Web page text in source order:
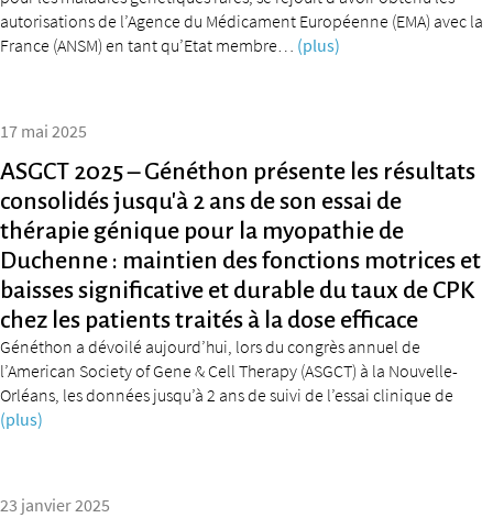
autorisations de l’Agence du Médicament Européenne (EMA) avec la
France (ANSM) en tant qu’Etat membre… (plus)
17 mai 2025
ASGCT 2025 – Généthon présente les résultats
consolidés jusqu’à 2 ans de son essai de
thérapie génique pour la myopathie de
Duchenne : maintien des fonctions motrices et
baisses significative et durable du taux de CPK
chez les patients traités à la dose efficace
Généthon a dévoilé aujourd’hui, lors du congrès annuel de
l’American Society of Gene & Cell Therapy (ASGCT) à la Nouvelle-
Orléans, les données jusqu’à 2 ans de suivi de l’essai clinique de
(plus)
23 janvier 2025